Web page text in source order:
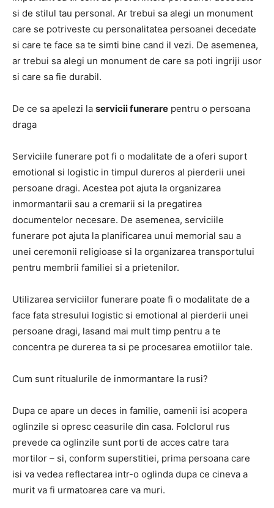
si de stilul tau personal. Ar trebui sa alegi un monument
care se potriveste cu personalitatea persoanei decedate
si care te face sa te simti bine cand il vezi. De asemenea,
ar trebui sa alegi un monument de care sa poti ingriji usor
si care sa fie durabil.
De ce sa apelezi la servicii funerare pentru o persoana
draga
Serviciile funerare pot fi o modalitate de a oferi suport
emotional si logistic in timpul dureros al pierderii unei
persoane dragi. Acestea pot ajuta la organizarea
inmormantarii sau a cremarii si la pregatirea
documentelor necesare. De asemenea, serviciile
funerare pot ajuta la planificarea unui memorial sau a
unei ceremonii religioase si la organizarea transportului
pentru membrii familiei si a prietenilor.
Utilizarea serviciilor funerare poate fi o modalitate de a
face fata stresului logistic si emotional al pierderii unei
persoane dragi, lasand mai mult timp pentru a te
concentra pe durerea ta si pe procesarea emotiilor tale.
Cum sunt ritualurile de inmormantare la rusi?
Dupa ce apare un deces in familie, oamenii isi acopera
oglinzile si opresc ceasurile din casa. Folclorul rus
prevede ca oglinzile sunt porti de acces catre tara
mortilor – si, conform superstitiei, prima persoana care
isi va vedea reflectarea intr-o oglinda dupa ce cineva a
murit va fi urmatoarea care va muri.